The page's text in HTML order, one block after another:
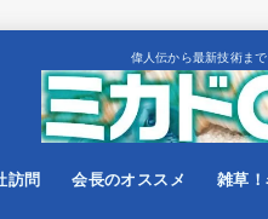
偉人伝から最新技術ま
訪問 会長のオススメ 雑草